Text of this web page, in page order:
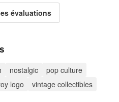
évaluations
nostalgic
pop culture
logo
vintage collectibles